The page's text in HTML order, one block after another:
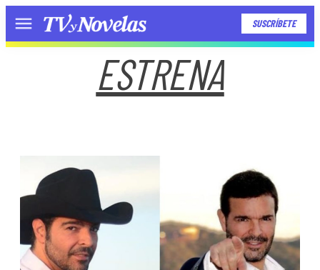
Menú SUSCRÍBETE
ESTRENA